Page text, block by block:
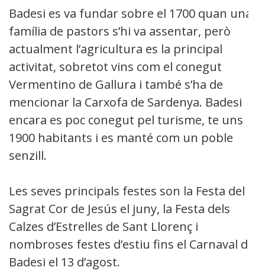
Badesi es va fundar sobre el 1700 quan una
família de pastors s’hi va assentar, però
actualment l’agricultura es la principal
activitat, sobretot vins com el conegut
Vermentino de Gallura i també s’ha de
mencionar la Carxofa de Sardenya. Badesi
encara es poc conegut pel turisme, te uns
1900 habitants i es manté com un poble
senzill.
Les seves principals festes son la Festa del
Sagrat Cor de Jesús el juny, la Festa dels
Calzes d’Estrelles de Sant Llorenç i
nombroses festes d’estiu fins el Carnaval de
Badesi el 13 d’agost.